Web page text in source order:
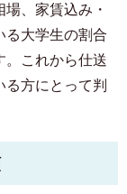
、家賃込み・
る大学生の割合
。これから仕送
方にとって判